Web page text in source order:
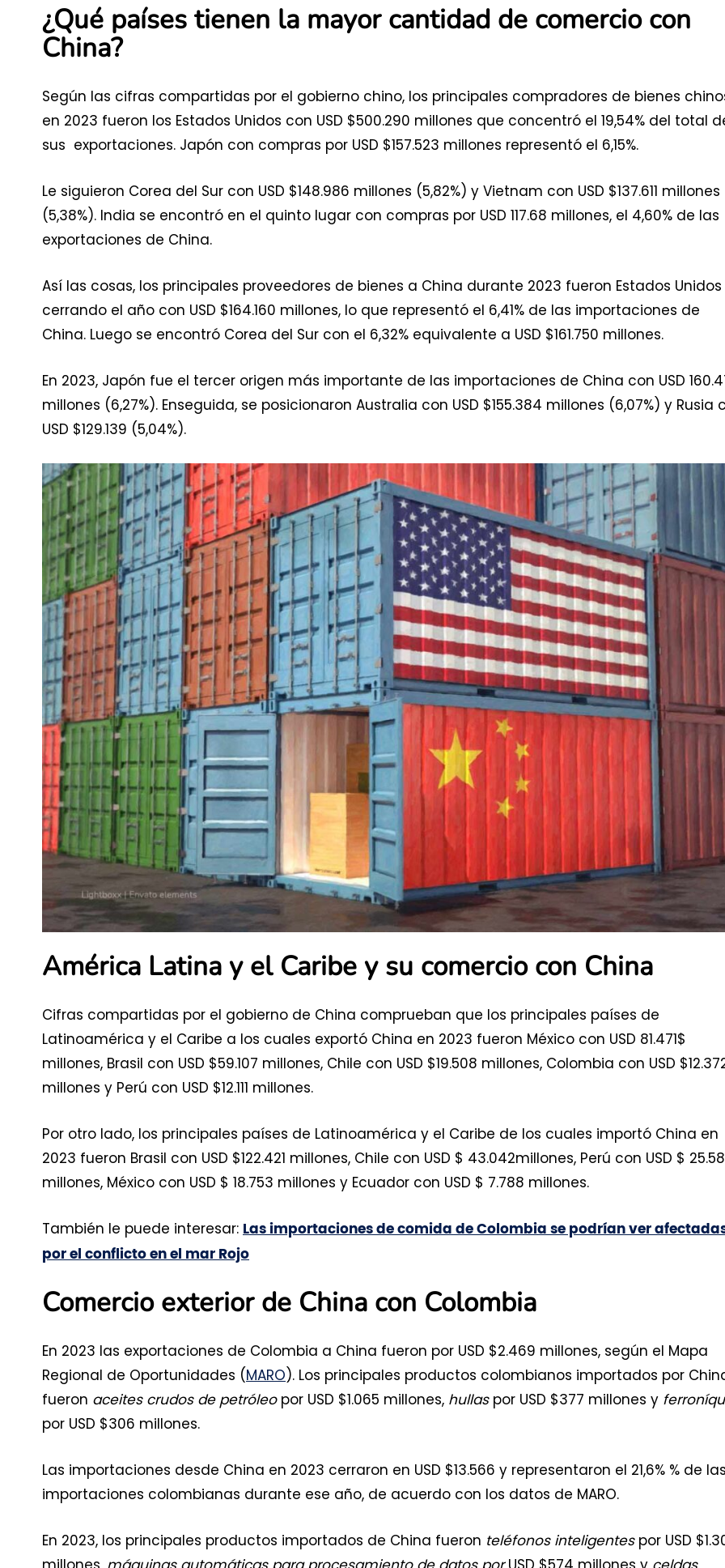
¿Qué países tienen la mayor cantidad de comercio con
China?
Según las cifras compartidas por el gobierno chino, los principales compradores de bienes
en 2023 fueron los Estados Unidos con USD $500.290 millones que concentró el 19,54% del total
sus exportaciones. Japón con compras por USD $157.523 millones representó el 6,15%.
Le siguieron Corea del Sur con USD $148.986 millones (5,82%) y Vietnam con USD $137.611 millones
(5,38%). India se encontró en el quinto lugar con compras por USD 117.68 millones, el 4,60% de las
exportaciones de China.
Así las cosas, los principales proveedores de bienes a China durante 2023 fueron Estados Unidos
cerrando el año con USD $164.160 millones, lo que representó el 6,41% de las importaciones de
China. Luego se encontró Corea del Sur con el 6,32% equivalente a USD $161.750 millones.
En 2023, Japón fue el tercer origen más importante de las importaciones de China con USD
millones (6,27%). Enseguida, se posicionaron Australia con USD $155.384 millones (6,07%) y Rusia
USD $129.139 (5,04%).
América Latina y el Caribe y su comercio con China
Cifras compartidas por el gobierno de China comprueban que los principales países de
Latinoamérica y el Caribe a los cuales exportó China en 2023 fueron México con USD 81.471$
millones, Brasil con USD $59.107 millones, Chile con USD $19.508 millones, Colombia con USD
millones y Perú con USD $12.111 millones.
Por otro lado, los principales países de Latinoamérica y el Caribe de los cuales importó China en
2023 fueron Brasil con USD $122.421 millones, Chile con USD $ 43.042millones, Perú con USD $
millones, México con USD $ 18.753 millones y Ecuador con USD $ 7.788 millones.
También le puede interesar: Las importaciones de comida de Colombia se podrían ver
por el conflicto en el mar Rojo
Comercio exterior de China con Colombia
En 2023 las exportaciones de Colombia a China fueron por USD $2.469 millones, según el Mapa
Regional de Oportunidades (MARO). Los principales productos colombianos importados por
fueron aceites crudos de petróleo por USD $1.065 millones, hullas por USD $377 millones y
por USD $306 millones.
Las importaciones desde China en 2023 cerraron en USD $13.566 y representaron el 21,6% % de
importaciones colombianas durante ese año, de acuerdo con los datos de MARO.
En 2023, los principales productos importados de China fueron teléfonos inteligentes por USD